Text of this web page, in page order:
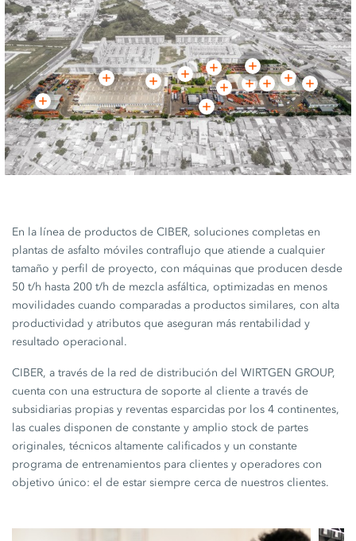
En la línea de productos de CIBER, soluciones completas en
plantas de asfalto móviles contraflujo que atiende a cualquier
tamaño y perfil de proyecto, con máquinas que producen desde
50 t/h hasta 200 t/h de mezcla asfáltica, optimizadas en menos
movilidades cuando comparadas a productos similares, con alta
productividad y atributos que aseguran más rentabilidad y
resultado operacional.
CIBER, a través de la red de distribución del WIRTGEN GROUP,
cuenta con una estructura de soporte al cliente a través de
subsidiarias propias y reventas esparcidas por los 4 continentes,
las cuales disponen de constante y amplio stock de partes
originales, técnicos altamente calificados y un constante
programa de entrenamientos para clientes y operadores con
objetivo único: el de estar siempre cerca de nuestros clientes.